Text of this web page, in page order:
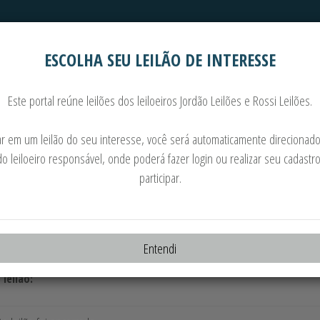
Automóveis Imoveis
• MOTONIVELADORA PATROL • MOTORES
de Souza - Leiloeiro Oficial - JUCESP - 886
leilão:
ESCOLHA SEU LEILÃO DE INTERESSE
Este portal reúne leilões dos leiloeiros Jordão Leilões e Rossi Leilões.
em um leilão do seu interesse, você será automaticamente
leiloeiro responsável, onde poderá fazer login ou realizar seu
participar.
Entendi